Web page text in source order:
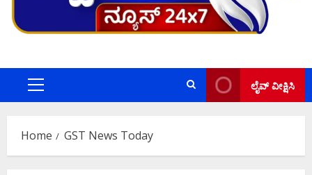
Primary
ಲೈವ್ ವೀಕ್ಷಿಸಿ
Home GST News Today